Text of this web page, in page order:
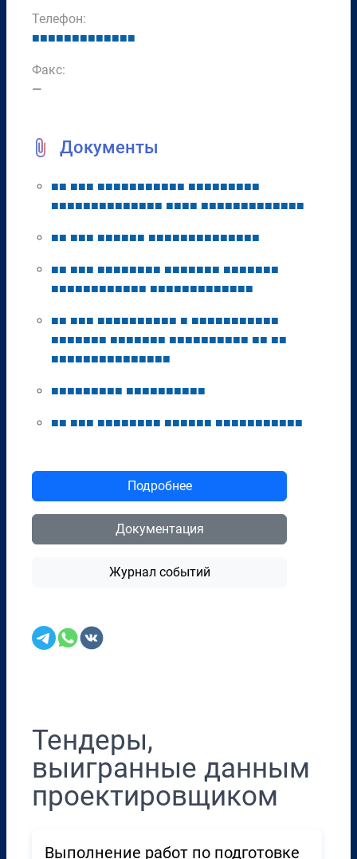
Телефон:
■■■■■■■■■■■■■
Факс:
—
Документы
■■ ■■■ ■■■■■■■■■■■ ■■■■■■■■■
■■■■■■■■■■■■■■ ■■■■ ■■■■■■■■■■■■■
■■ ■■■ ■■■■■■ ■■■■■■■■■■■■■■
■■ ■■■ ■■■■■■■■ ■■■■■■■ ■■■■■■■
■■■■■■■■■■■■ ■■■■■■■■■■■■■
■■ ■■■ ■■■■■■■■■■ ■ ■■■■■■■■■■■
■■■■■■■ ■■■■■■■ ■■■■■■■■■■ ■■ ■■
■■■■■■■■■■■■■■■
■■■■■■■■■ ■■■■■■■■■■
■■ ■■■ ■■■■■■■■ ■■■■■■ ■■■■■■■■■■■
Подробнее
Документация
Журнал событий
Тендеры,
выигранные данным
проектировщиком
Выполнение работ по подготовке